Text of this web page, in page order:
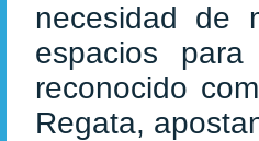
necesidad de
espacios
reconocido
Regata,